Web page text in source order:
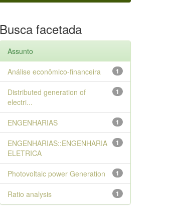
Busca facetada
Assunto
1
Análise econômico-financeira
1
Distributed generation of
electri...
1
ENGENHARIAS
1
ENGENHARIAS::ENGENHARIA
ELETRICA
1
Photovoltaic power Generation
1
Ratio analysis